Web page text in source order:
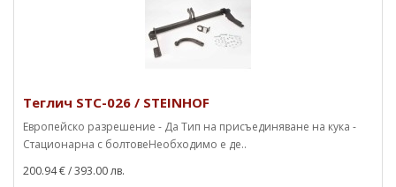
Теглич STC-026 / STEINHOF
Европейско разрешение - Да Тип на присъединяване на кука -
Стационарна с болтовеНеобходимо е де..
200.94 €/ 393.00 лв.